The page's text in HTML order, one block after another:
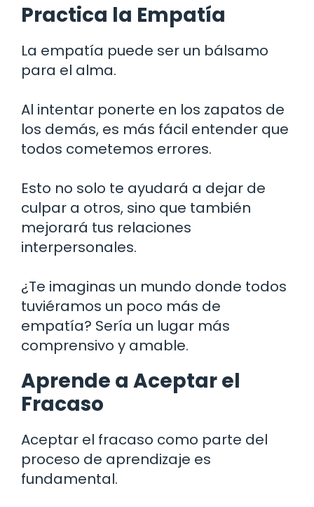
Practica la Empatía
La empatía puede ser un bálsamo
para el alma.
Al intentar ponerte en los zapatos de
los demás, es más fácil entender que
todos cometemos errores.
Esto no solo te ayudará a dejar de
culpar a otros, sino que también
mejorará tus relaciones
interpersonales.
¿Te imaginas un mundo donde todos
tuviéramos un poco más de
empatía? Sería un lugar más
comprensivo y amable.
Aprende a Aceptar el
Fracaso
Aceptar el fracaso como parte del
proceso de aprendizaje es
fundamental.